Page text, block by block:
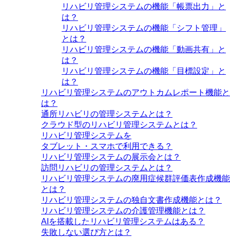
リハビリ管理システムの機能「帳票出力」と
は？
リハビリ管理システムの機能「シフト管理」
とは？
リハビリ管理システムの機能「動画共有」と
は？
リハビリ管理システムの機能「目標設定」と
は？
リハビリ管理システムのアウトカムレポート機能と
は？
通所リハビリの管理システムとは？
クラウド型のリハビリ管理システムとは？
リハビリ管理システムを
タブレット・スマホで利用できる？
リハビリ管理システムの展示会とは？
訪問リハビリの管理システムとは？
リハビリ管理システムの廃用症候群評価表作成機能
とは？
リハビリ管理システムの独自文書作成機能とは？
リハビリ管理システムの介護管理機能とは？
AIを搭載したリハビリ管理システムはある？
失敗しない選び方とは？